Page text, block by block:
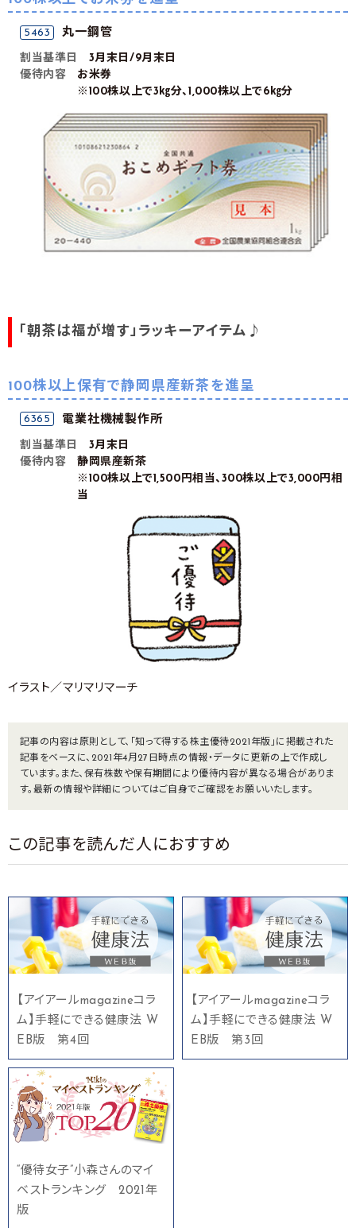
5463 丸一鋼管
割当基準日
3月末日/9月末日
優待内容
お米券
※100株以上で3㎏分、1,000株以上で6㎏分
「朝茶は福が増す」ラッキーアイテム♪
100株以上保有で静岡県産新茶を進呈
6365 電業社機械製作所
割当基準日
3月末日
優待内容
静岡県産新茶
※100株以上で1,500円相当、300株以上で3,000円相
当
イラスト／マリマリマーチ
記事の内容は原則として、「知って得する株主優待2021年版」に掲載された
記事をベースに、2021年4月27日時点の情報・データに更新の上で作成し
ています。また、保有株数や保有期間により優待内容が異なる場合がありま
す。最新の情報や詳細についてはご自身でご確認をお願いいたします。
この記事を読んだ人におすすめ
【アイアールmagazineコラ
ム】手軽にできる健康法 W
EB版 第4回
【アイアールmagazineコラ
ム】手軽にできる健康法 W
EB版 第3回
“優待女子”小森さんのマイ
ベストランキング 2021年
版